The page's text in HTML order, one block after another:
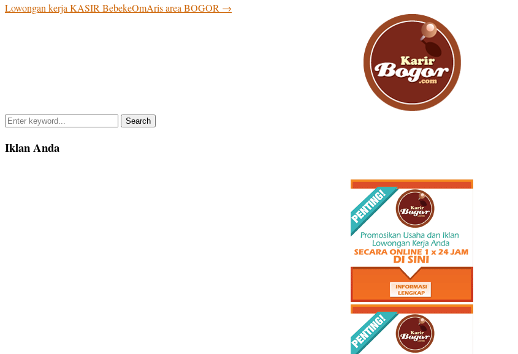
Lowongan kerja KASIR BebekeOmAris area BOGOR →
Search
Iklan Anda